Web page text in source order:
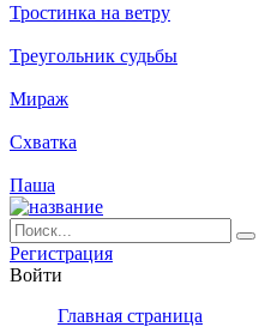
Тростинка на ветру
Треугольник судьбы
Мираж
Схватка
Паша
Ре­ги­ст­ра­ция
Вой­ти
Глав­ная стра­ни­ца